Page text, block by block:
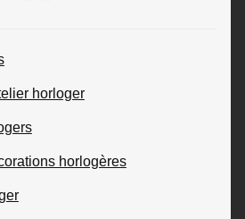
horloger
horlogères